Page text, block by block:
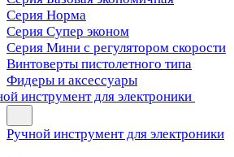
Серия Норма
Серия Cупер эконом
Серия Мини с регулятором скорости
Винтоверты пистолетного типа
Фидеры и аксессуары
инструмент для электроники
Ручной инструмент для электроники